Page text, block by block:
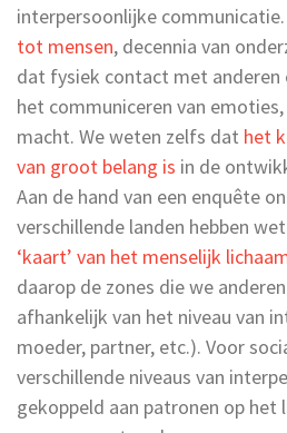
interpersoonlijke communicatie.
tot mensen, decennia van
dat fysiek contact met anderen
het communiceren van
macht. We weten zelfs dat het
van groot belang is in de
Aan de hand van een enquête
verschillende landen hebben
‘kaart’ van het menselijk
daarop de zones die we
afhankelijk van het niveau van
moeder, partner, etc.). Voor
verschillende niveaus van
gekoppeld aan patronen op het